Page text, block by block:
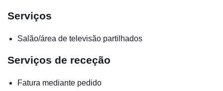
Serviços
Salão/área de televisão partilhados
Serviços de receção
Fatura mediante pedido